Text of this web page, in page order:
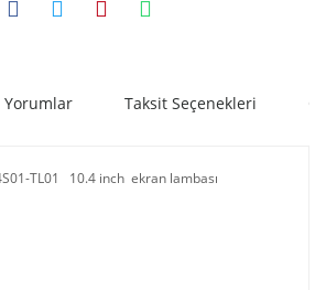
Yorumlar Taksit Seçenekleri
TL01 10.4 inch ekran lambası